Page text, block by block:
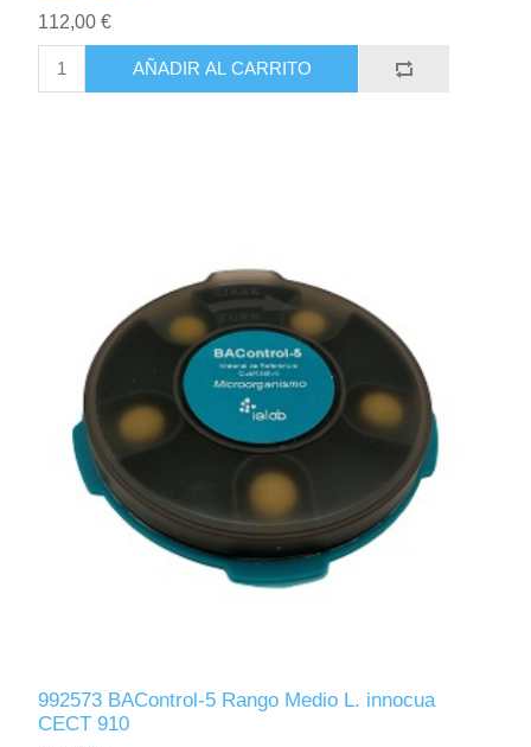
112,00 €
AÑADIR AL CARRITO
992573 BAControl-5 Rango Medio L. innocua
CECT 910